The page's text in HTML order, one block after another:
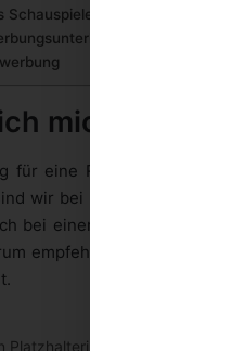
mich als
für eine Rolle als
wir bei Laila Maria Witt
bei einer internationalen
empfehlen wir euch
Platzhalterinhalt von